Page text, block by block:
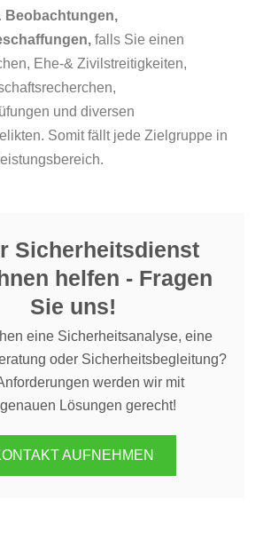
Beobachtungen,
falls Sie einen
Ehe-& Zivilstreitigkeiten,
und diversen
Somit fällt jede Zielgruppe in
Sicherheitsdienst
helfen - Fragen
Sie uns!
eine Sicherheitsanalyse, eine
oder Sicherheitsbegleitung?
werden wir mit
Lösungen gerecht!
AUFNEHMEN